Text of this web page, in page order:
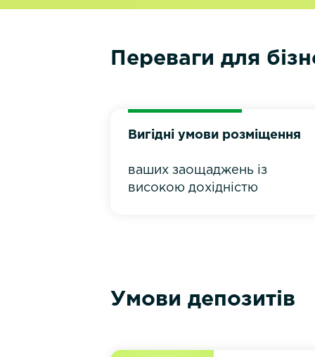
Переваги для
Вигідні умови розміщення
ваших заощаджень із
високою дохідністю
Умови депозитів